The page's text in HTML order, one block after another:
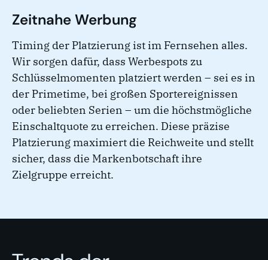
Zeitnahe Werbung
Timing der Platzierung ist im Fernsehen alles.
Wir sorgen dafür, dass Werbespots zu
Schlüsselmomenten platziert werden – sei es in
der Primetime, bei großen Sportereignissen
oder beliebten Serien – um die höchstmögliche
Einschaltquote zu erreichen. Diese präzise
Platzierung maximiert die Reichweite und stellt
sicher, dass die Markenbotschaft ihre
Zielgruppe erreicht.